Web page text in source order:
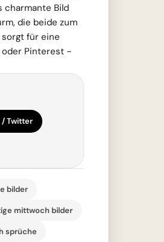
charmante Bild
die beide zum
sorgt für eine
oder Pinterest -
/ Twitter
bilder
mittwoch bilder
sprüche